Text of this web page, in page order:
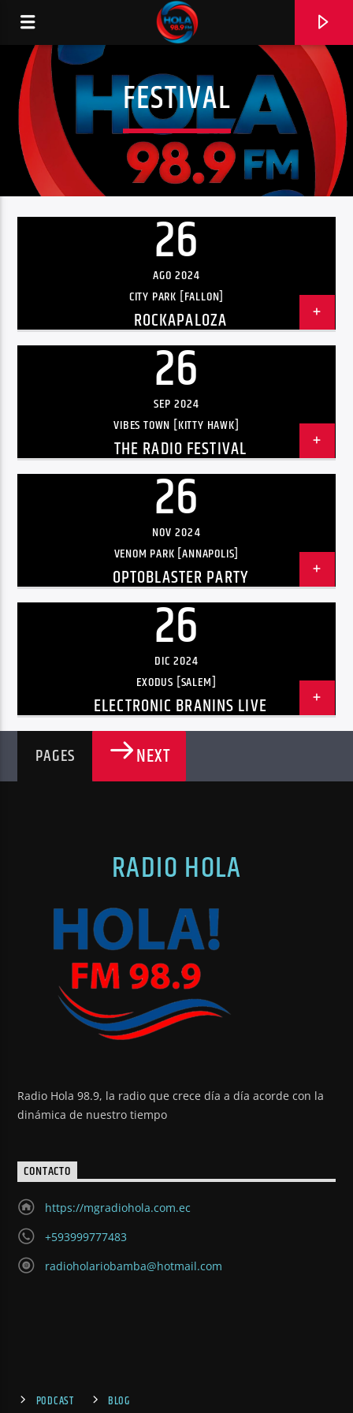
RADIO HOLA
0:00
FESTIVAL
26
AGO 2024
CITY PARK [FALLON]
ROCKAPALOZA
26
SEP 2024
VIBES TOWN [KITTY HAWK]
THE RADIO FESTIVAL
26
NOV 2024
VENOM PARK [ANNAPOLIS]
OPTOBLASTER PARTY
26
DIC 2024
EXODUS [SALEM]
ELECTRONIC BRANINS LIVE
PAGES NEXT
RADIO HOLA
Radio Hola 98.9, la radio que crece día a día acorde con la
dinámica de nuestro tiempo
CONTACTO
https://mgradiohola.com.ec
+593999777483
radioholariobamba@hotmail.com
PODCAST BLOG